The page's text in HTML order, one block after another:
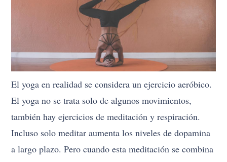
El yoga en realidad se considera un ejercicio aeróbico.
El yoga no se trata solo de algunos movimientos,
también hay ejercicios de meditación y respiración.
Incluso solo meditar aumenta los niveles de dopamina
a largo plazo. Pero cuando esta meditación se combina